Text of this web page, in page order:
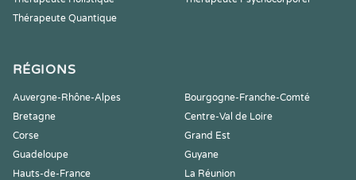
Thérapeute Quantique
RÉGIONS
Auvergne-Rhône-Alpes
Bourgogne-Franche-Comté
Bretagne
Centre-Val de Loire
Corse
Grand Est
Guadeloupe
Guyane
Hauts-de-France
La Réunion